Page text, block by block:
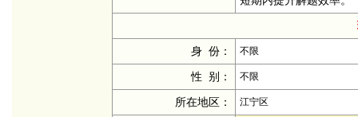
身 份：
不限
性 别： 不限
所在地区： 江宁区